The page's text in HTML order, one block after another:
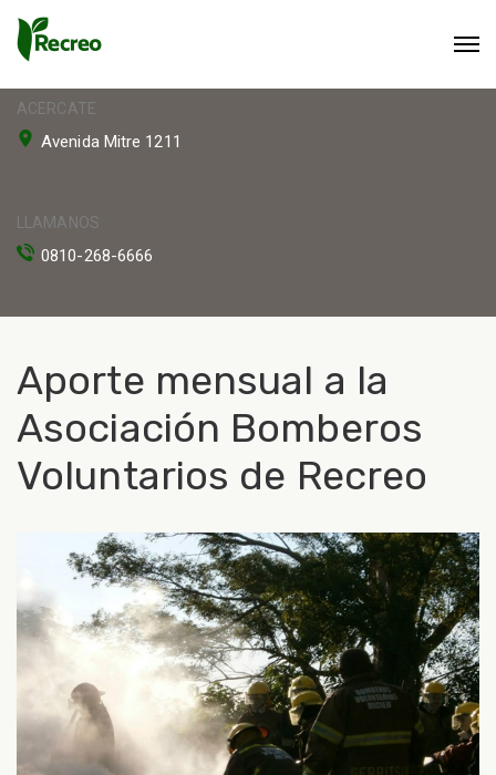
ACERCATE
Avenida Mitre 1211
LLAMANOS
0810-268-6666
Aporte mensual a la
Asociación Bomberos
Voluntarios de Recreo